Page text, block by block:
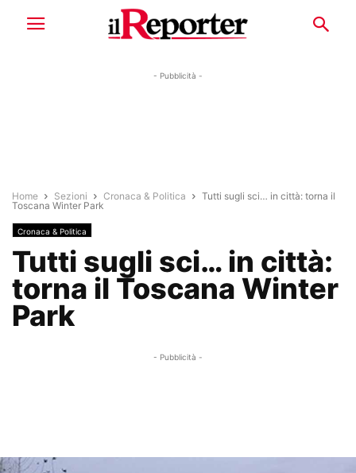
- Pubblicità -
Home Sezioni Cronaca & Politica
Tutti sugli sci… in città: torna il
Toscana Winter Park
Cronaca & Politica
Tutti sugli sci… in città:
torna il Toscana Winter
Park
- Pubblicità -